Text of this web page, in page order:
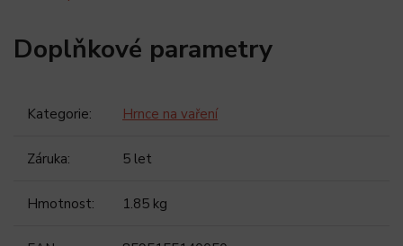
Doplňkové parametry
Kategorie: Hrnce na vaření
Záruka: 5 let
Hmotnost: 1.85 kg